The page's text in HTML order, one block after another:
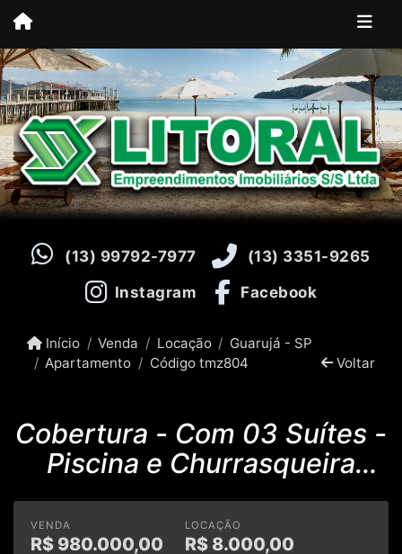
(13) 99792-7977 (13) 3351-9265
Instagram Facebook
Início Venda Locação
Guarujá - SP
Apartamento
Código tmz804 Voltar
Cobertura - Com 03 Suítes -
Piscina e Churrasqueira
Privativa
VENDA
R$ 980.000,00
LOCAÇÃO
R$ 8.000,00